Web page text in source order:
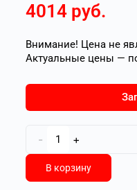
4014 руб.
Внимание! Цена не
Актуальные цены —
- +
В корзину